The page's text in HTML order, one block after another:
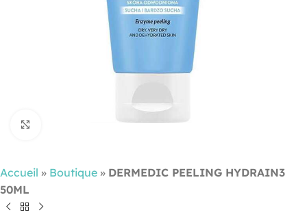
Cliquez pour agrandir
Accueil » Boutique » DERMEDIC PEELING HYDRAIN3
50ML